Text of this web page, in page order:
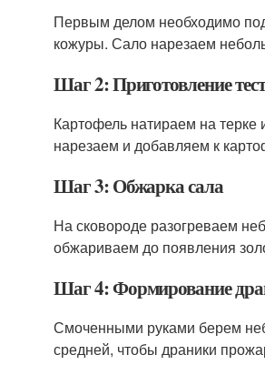
Первым делом необходимо
кожуры. Сало нарезаем
Шаг 2: Приготовление
Картофель натираем на
нарезаем и добавляем к
Шаг 3: Обжарка сала
На сковороде разогреваем
обжариваем до появления
Шаг 4: Формирование
Смоченными руками берем
средней, чтобы драники